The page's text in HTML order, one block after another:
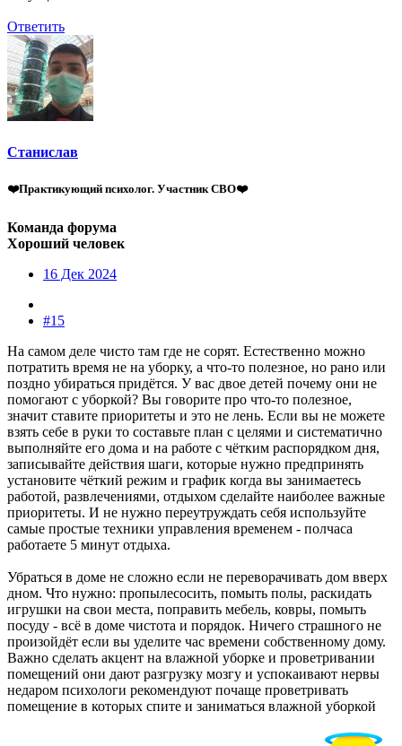
Ответить
Станислав
❤️Практикующий психолог. Участник СВО❤️
Команда форума
Хороший человек
16 Дек 2024
#15
На самом деле чисто там где не сорят. Естественно можно
потратить время не на уборку, а что-то полезное, но рано или
поздно убираться придётся. У вас двое детей почему они не
помогают с уборкой? Вы говорите про что-то полезное,
значит ставите приоритеты и это не лень. Если вы не можете
взять себе в руки то составьте план с целями и систематично
выполняйте его дома и на работе с чётким распорядком дня,
записывайте действия шаги, которые нужно предпринять
установите чёткий режим и график когда вы занимаетесь
работой, развлечениями, отдыхом сделайте наиболее важные
приоритеты. И не нужно переутруждать себя используйте
самые простые техники управления временем - полчаса
работаете 5 минут отдыха.
Убраться в доме не сложно если не переворачивать дом вверх
дном. Что нужно: пропылесосить, помыть полы, раскидать
игрушки на свои места, поправить мебель, ковры, помыть
посуду - всё в доме чистота и порядок. Ничего страшного не
произойдёт если вы уделите час времени собственному дому.
Важно сделать акцент на влажной уборке и проветривании
помещений они дают разгрузку мозгу и успокаивают нервы
недаром психологи рекомендуют почаще проветривать
помещение в которых спите и заниматься влажной уборкой